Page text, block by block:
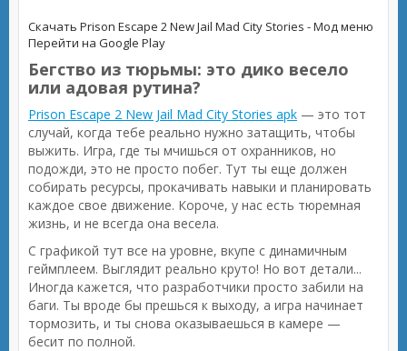
Скачать Prison Escape 2 New Jail Mad City Stories - Мод меню
Перейти на Google Play
Бегство из тюрьмы: это дико весело
или адовая рутина?
Prison Escape 2 New Jail Mad City Stories apk — это тот
случай, когда тебе реально нужно затащить, чтобы
выжить. Игра, где ты мчишься от охранников, но
подожди, это не просто побег. Тут ты еще должен
собирать ресурсы, прокачивать навыки и планировать
каждое свое движение. Короче, у нас есть тюремная
жизнь, и не всегда она весела.
С графикой тут все на уровне, вкупе с динамичным
геймплеем. Выглядит реально круто! Но вот детали...
Иногда кажется, что разработчики просто забили на
баги. Ты вроде бы прешься к выходу, а игра начинает
тормозить, и ты снова оказываешься в камере —
бесит по полной.